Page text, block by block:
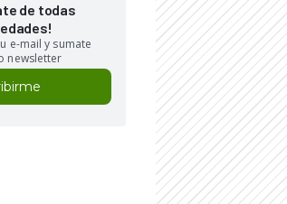
de todas
e-mail y sumate
newsletter